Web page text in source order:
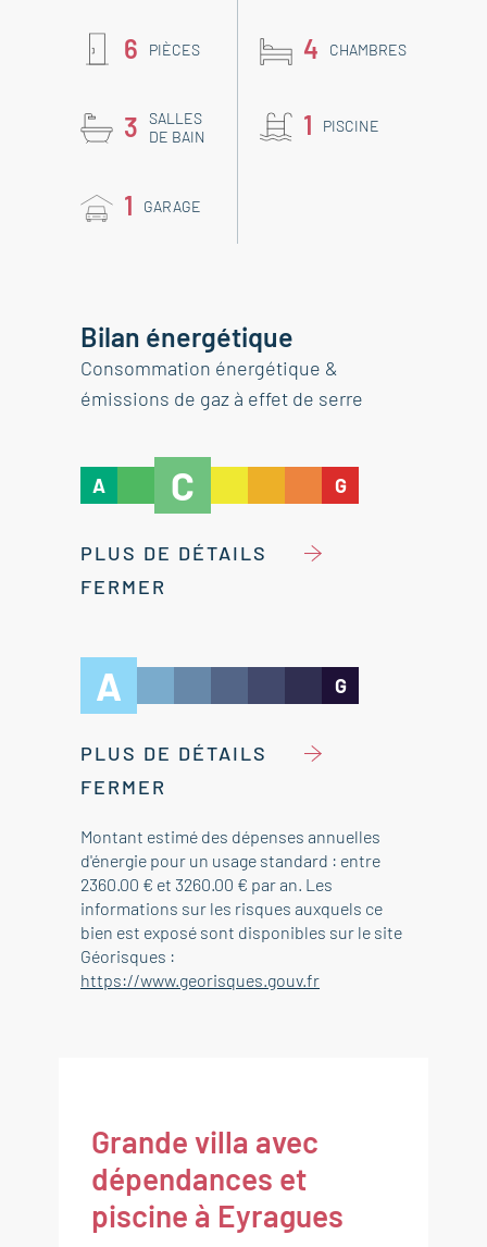
6 PIÈCES 4 CHAMBRES
3
SALLES
DE BAIN
1 PISCINE
1 GARAGE
Bilan énergétique
Consommation énergétique &
émissions de gaz à effet de serre
A C G
PLUS DE DÉTAILS
FERMER
A G
PLUS DE DÉTAILS
FERMER
Montant estimé des dépenses annuelles
d'énergie pour un usage standard : entre
2360.00 € et 3260.00 € par an. Les
informations sur les risques auxquels ce
bien est exposé sont disponibles sur le site
Géorisques :
https://www.georisques.gouv.fr
Grande villa avec
dépendances et
piscine à Eyragues